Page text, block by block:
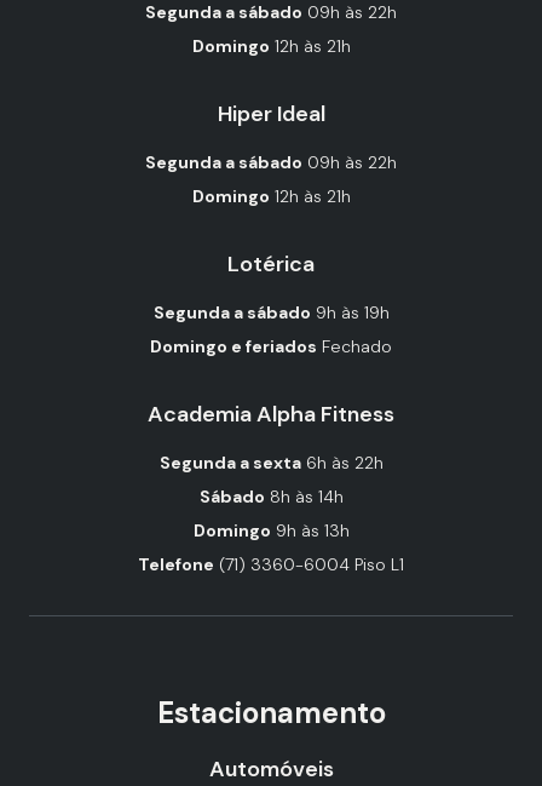
Segunda a sábado 09h às 22h
Domingo 12h às 21h
Hiper Ideal
Segunda a sábado 09h às 22h
Domingo 12h às 21h
Lotérica
Segunda a sábado 9h às 19h
Domingo e feriados Fechado
Academia Alpha Fitness
Segunda a sexta 6h às 22h
Sábado 8h às 14h
Domingo 9h às 13h
Telefone (71) 3360-6004 Piso L1
Estacionamento
Automóveis